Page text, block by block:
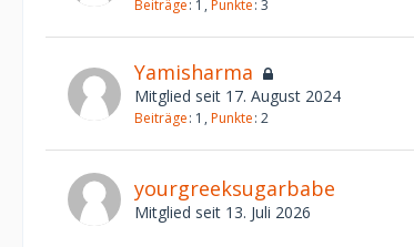
Beiträge 1 Punkte 3
Yamisharma
Mitglied seit 17. August 2024
Beiträge 1 Punkte 2
yourgreeksugarbabe
Mitglied seit 13. Juli 2026